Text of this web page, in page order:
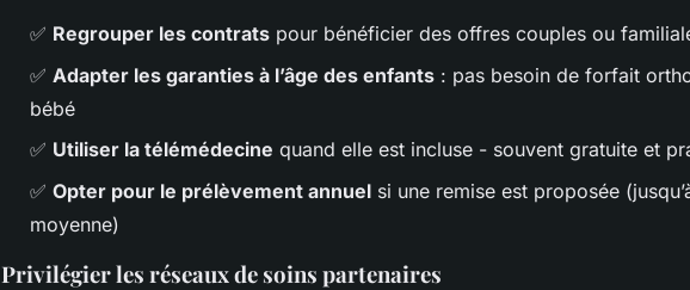
✅ Regrouper les contrats pour bénéficier des offres couples ou
✅ Adapter les garanties à l’âge des enfants : pas besoin de forfait
bébé
✅ Utiliser la télémédecine quand elle est incluse - souvent gratuite et
✅ Opter pour le prélèvement annuel si une remise est proposée
moyenne)
Privilégier les réseaux de soins partenaires